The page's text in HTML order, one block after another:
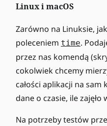
Linux i macOS
Zarówno na Linuksie,
poleceniem time.
przez nas komendą
cokolwiek chcemy
całości aplikacji na
dane o czasie, ile zajęło
Na potrzeby testów